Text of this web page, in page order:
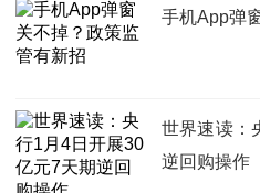
手机App弹
世界速读：
逆回购操作